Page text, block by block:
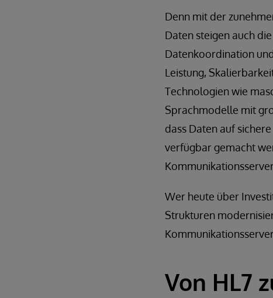
Denn mit der
Daten steigen auch
Datenkoordination
Leistung,
Technologien wie
Sprachmodelle mit
dass Daten auf
verfügbar gemacht
Wer heute über
Strukturen
Von HL7